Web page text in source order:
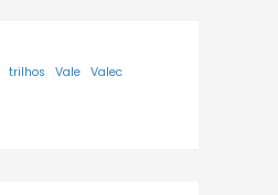
trilhos Vale Valec